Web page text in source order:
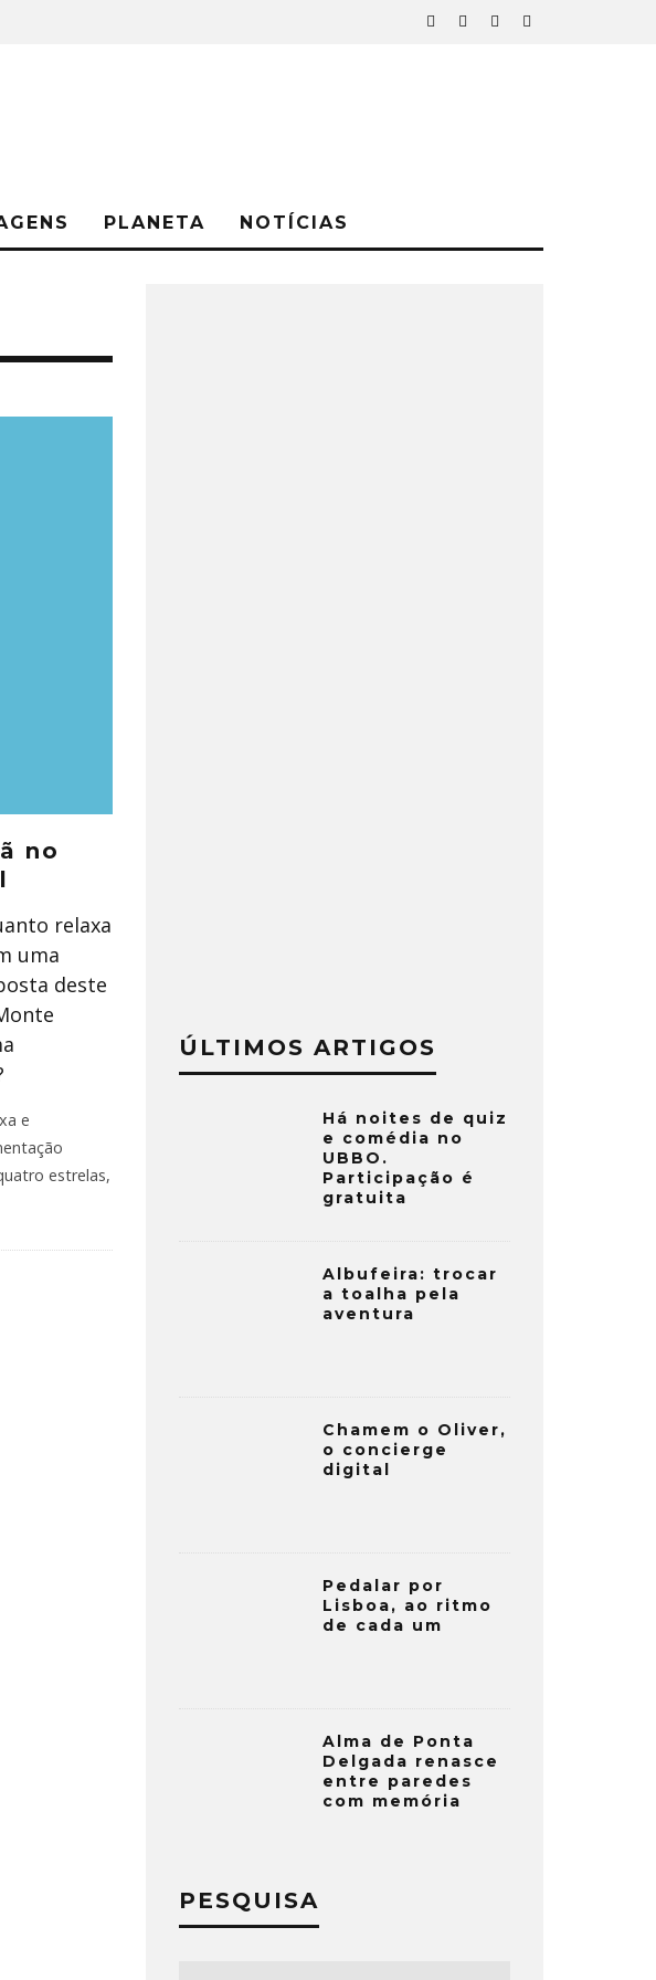
PLANETA NOTÍCIAS
no
relaxa
uma
deste
e
estrelas,
ÚLTIMOS ARTIGOS
Há noites de quiz
e comédia no
UBBO.
Participação é
gratuita
Albufeira: trocar
a toalha pela
aventura
Chamem o Oliver,
o concierge
digital
Pedalar por
Lisboa, ao ritmo
de cada um
Alma de Ponta
Delgada renasce
entre paredes
com memória
PESQUISA